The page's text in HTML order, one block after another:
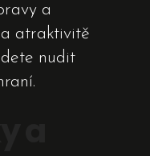
a
atraktivitě
nudit